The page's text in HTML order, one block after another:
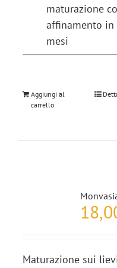
maturazione
affinamento
mesi
Aggiungi al
carrello
Maturazione sui